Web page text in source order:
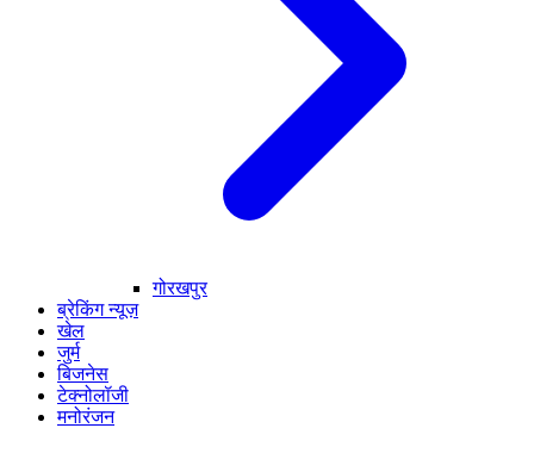
गोरखपुर
ब्रेकिंग न्यूज़
खेल
जुर्म
बिजनेस
टेक्नोलॉजी
मनोरंजन